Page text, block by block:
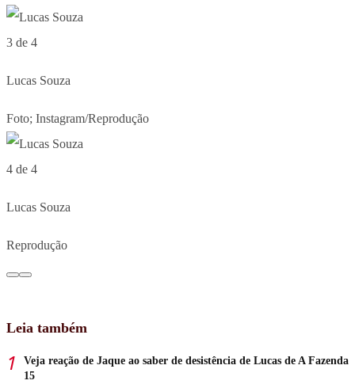
3 de 4
Lucas Souza
Foto; Instagram/Reprodução
4 de 4
Lucas Souza
Reprodução
Leia também
Veja reação de Jaque ao saber de desistência de Lucas de A Fazenda
15